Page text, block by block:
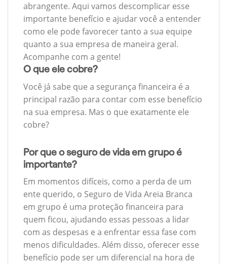
abrangente. Aqui vamos descomplicar esse
importante benefício e ajudar você a entender
como ele pode favorecer tanto a sua equipe
quanto a sua empresa de maneira geral.
Acompanhe com a gente!
O que ele cobre?
Você já sabe que a segurança financeira é a
principal razão para contar com esse benefício
na sua empresa. Mas o que exatamente ele
cobre?
Por que o seguro de vida em grupo é
importante?
Em momentos difíceis, como a perda de um
ente querido, o Seguro de Vida Areia Branca
em grupo é uma proteção financeira para
quem ficou, ajudando essas pessoas a lidar
com as despesas e a enfrentar essa fase com
menos dificuldades. Além disso, oferecer esse
benefício pode ser um diferencial na hora de